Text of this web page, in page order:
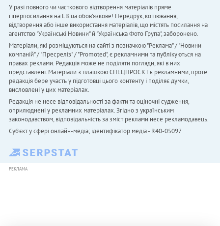
У разі повного чи часткового відтворення матеріалів пряме
гіперпосилання на LB.ua обов'язкове! Передрук, копіювання,
відтворення або інше використання матеріалів, що містять посилання на
агентство "Українськi Новини" й "Українська Фото Група", заборонено.
Матеріали, які розміщуються на сайті з позначкою "Реклама" / "Новини
компаній" / "Пресреліз" / "Promoted", є рекламними та публікуються на
правах реклами. Редакція може не поділяти погляди, які в них
представлені. Матеріали з плашкою СПЕЦПРОЄКТ є рекламними, проте
редакція бере участь у підготовці цього контенту і поділяє думки,
висловлені у цих матеріалах.
Редакція не несе відповідальності за факти та оціночні судження,
оприлюднені у рекламних матеріалах. Згідно з українським
законодавством, відповідальність за зміст реклами несе рекламодавець.
Cуб'єкт у сфері онлайн-медіа; ідентифікатор медіа - R40-05097
РЕКЛАМА